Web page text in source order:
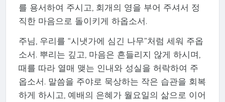
를 용서하여 주시고, 회개의 영을 부어 주셔서 정
직한 마음으로 돌이키게 하옵소서.
주님, 우리를 “시냇가에 심긴 나무”처럼 세워 주옵
소서. 뿌리는 깊고, 마음은 흔들리지 않게 하시며,
때를 따라 열매 맺는 인내와 성실을 허락하여 주
옵소서. 말씀을 주야로 묵상하는 작은 습관을 회복
하게 하시고, 예배의 은혜가 월요일의 삶으로 이어